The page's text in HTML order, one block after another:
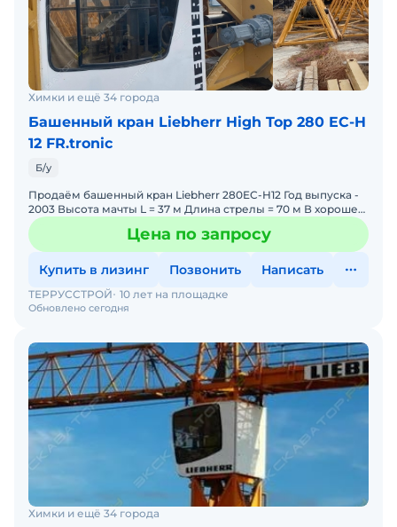
Химки и ещё 34 города
Башенный кран Liebherr High Top 280 EC-H
12 FR.tronic
Б/у
Продаём башенный кран Liebherr 280EC-H12 Год выпуска -
2003 Высота мачты L = 37 м Длина стрелы = 70 м В хорошем
техническом состоянии
Цена по запросу
Купить в лизинг Позвонить Написать
Обновлено сегодня
ТЕРРУССТРОЙ 10 лет на площадке
Химки и ещё 34 города